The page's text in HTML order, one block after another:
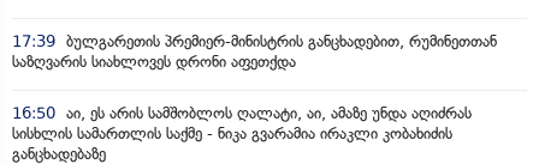
17:39 ბულგარეთის პრემიერ-მინისტრის განცხადებით, რუმინეთთან
საზღვარის სიახლოვეს დრონი აფეთქდა
16:50 აი, ეს არის სამშობლოს ღალატი, აი, ამაზე უნდა აღიძრას
სისხლის სამართლის საქმე - ნიკა გვარამია ირაკლი კობახიძის
განცხადებაზე